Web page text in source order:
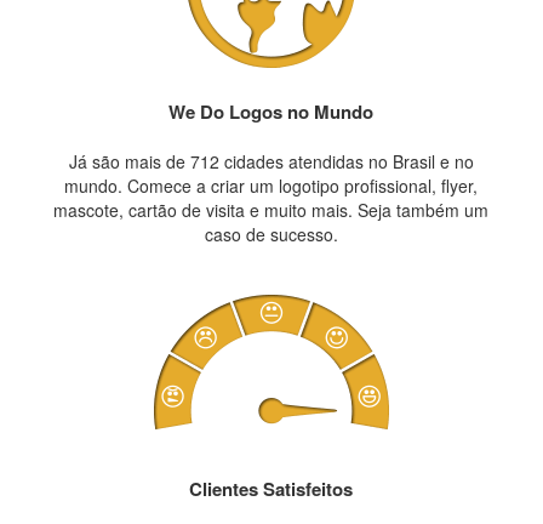
We Do Logos no Mundo
Já são mais de 712 cidades atendidas no Brasil e no
mundo. Comece a criar um logotipo profissional, flyer,
mascote, cartão de visita e muito mais. Seja também um
caso de sucesso.
Clientes Satisfeitos